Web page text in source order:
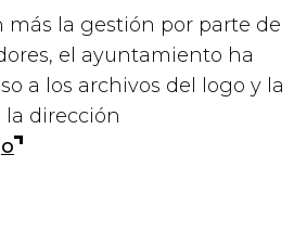
más la gestión por parte de
el ayuntamiento ha
a los archivos del logo y la
dirección